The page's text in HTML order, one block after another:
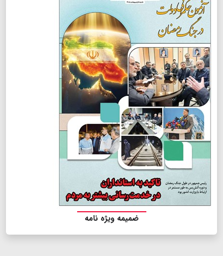
ضمیمه ویژه نامه